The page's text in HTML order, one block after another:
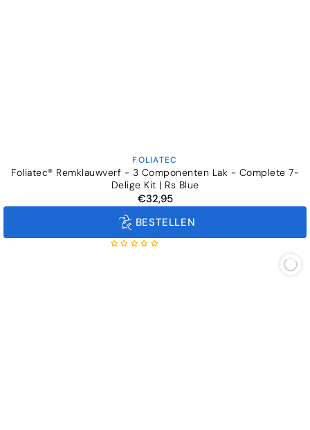
Verkoper:
FOLIATEC
Foliatec® Remklauwverf - 3 Componenten Lak - Complete 7-
Delige Kit | Rs Blue
Normale
€32,95
BESTELLEN